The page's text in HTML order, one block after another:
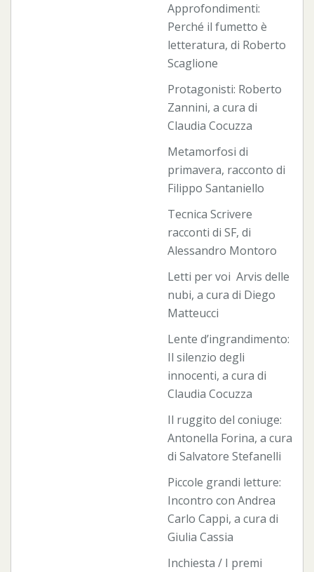
Approfondimenti:
Perché il fumetto è
letteratura, di Roberto
Scaglione
Protagonisti: Roberto
Zannini, a cura di
Claudia Cocuzza
Metamorfosi di
primavera, racconto di
Filippo Santaniello
Tecnica Scrivere
racconti di SF, di
Alessandro Montoro
Letti per voi Arvis delle
nubi, a cura di Diego
Matteucci
Lente d’ingrandimento:
Il silenzio degli
innocenti, a cura di
Claudia Cocuzza
Il ruggito del coniuge:
Antonella Forina, a cura
di Salvatore Stefanelli
Piccole grandi letture:
Incontro con Andrea
Carlo Cappi, a cura di
Giulia Cassia
Inchiesta / I premi